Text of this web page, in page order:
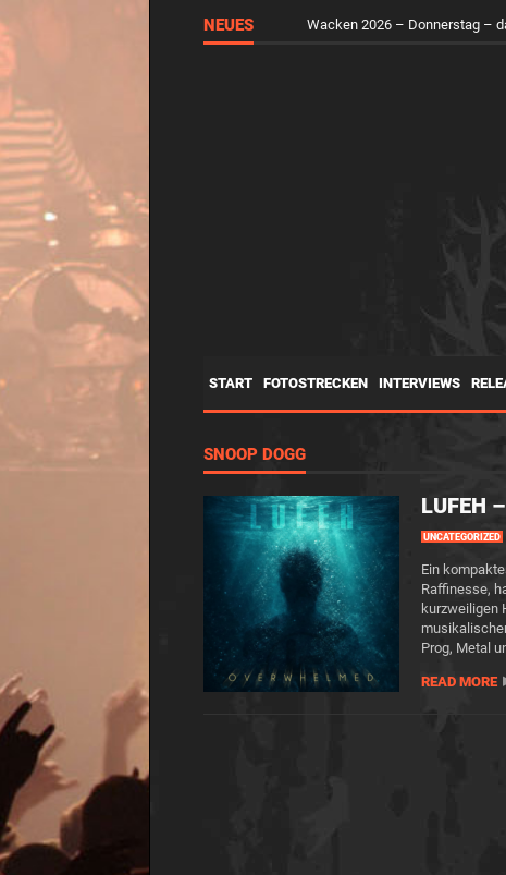
NEUES Wacken 2026 – Mittwoch – der
START FOTOSTRECKEN INTERVIEWS
SNOOP DOGG
LUFEH
UNCATEGORIZED
Ein
Raffinesse,
kurzweiligen
Prog, Metal
READ MORE